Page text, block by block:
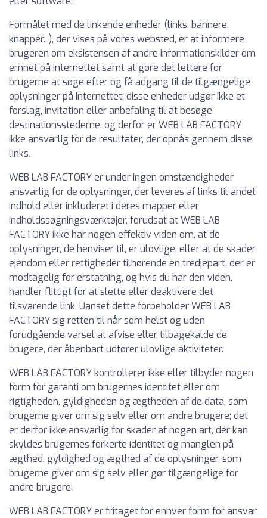
Formålet med de linkende enheder (links, bannere,
knapper...), der vises på vores websted, er at informere
brugeren om eksistensen af andre informationskilder om
emnet på Internettet samt at gøre det lettere for
brugerne at søge efter og få adgang til de tilgængelige
oplysninger på Internettet; disse enheder udgør ikke et
forslag, invitation eller anbefaling til at besøge
destinationsstederne, og derfor er WEB LAB FACTORY
ikke ansvarlig for de resultater, der opnås gennem disse
links.
WEB LAB FACTORY er under ingen omstændigheder
ansvarlig for de oplysninger, der leveres af links til andet
indhold eller inkluderet i deres mapper eller
indholdssøgningsværktøjer, forudsat at WEB LAB
FACTORY ikke har nogen effektiv viden om, at de
oplysninger, de henviser til, er ulovlige, eller at de skader
ejendom eller rettigheder tilhørende en tredjepart, der er
modtagelig for erstatning, og hvis du har den viden,
handler flittigt for at slette eller deaktivere det
tilsvarende link. Uanset dette forbeholder WEB LAB
FACTORY sig retten til når som helst og uden
forudgående varsel at afvise eller tilbagekalde de
brugere, der åbenbart udfører ulovlige aktiviteter.
WEB LAB FACTORY kontrollerer ikke eller tilbyder nogen
form for garanti om brugernes identitet eller om
rigtigheden, gyldigheden og ægtheden af de data, som
brugerne giver om sig selv eller om andre brugere; det
er derfor ikke ansvarlig for skader af nogen art, der kan
skyldes brugernes forkerte identitet og manglen på
ægthed, gyldighed og ægthed af de oplysninger, som
brugerne giver om sig selv eller gør tilgængelige for
andre brugere.
WEB LAB FACTORY er fritaget for enhver form for ansvar